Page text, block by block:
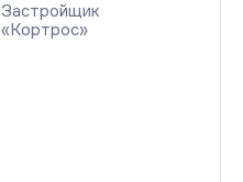
Застройщик
«Кортрос»